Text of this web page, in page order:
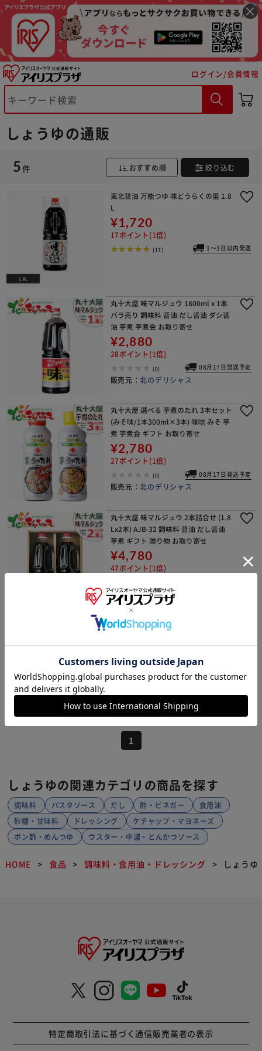
ログイン/会員情報
しょうゆの通販
5件 おすすめ順 絞り込む
東北醤油 万能つゆ 味どうらくの里 1.8
L
¥1,720
17ポイント(1倍)
(17) 1～3日以内発送
丸十大屋 味マルジュウ 1800ml x 1本
バラ売り 調味料 醤油 だし醤油 ダシ醤
油 芋煮 芋煮会 お取り寄せ
¥2,880
28ポイント(1倍)
(0) 08月17日発送予定
販売元：北のデリシャス
丸十大屋 選べる 芋煮のたれ 3本セット
(みそ味/1本300ml×3本) 味噌 みそ 芋
煮 芋煮会 ギフト お取り寄せ
¥2,780
27ポイント(1倍)
(0) 08月17日発送予定
販売元：北のデリシャス
丸十大屋 味マルジュウ 2本詰合せ (1.8
Lx2本) AJB-32 調味料 醤油 だし醤油
芋煮 ギフト 贈り物 お取り寄せ
¥4,780
47ポイント(1倍)
販売元：北のデリシャス
いつでも新鮮 味わいリッチ 減塩 しょ
¥424
4ポイント(1倍)
(6)
1
しょうゆの関連カテゴリの商品を探す
調味料 パスタソース だし 酢・ビネガー
食用油
砂糖・甘味料
ドレッシング
ケチャップ・マヨネーズ
ポン酢・めんつゆ
ウスター・中濃・とんかつソース
HOME 食品 調味料・食用油・ドレッシング しょうゆ
特定商取引法に基づく通信販売業者の表示
※ご確認ください
カートに入れる 購入手続きへ